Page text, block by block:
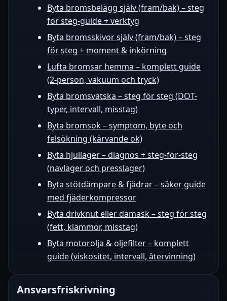
Byta bromsbelägg själv (fram/bak) – steg
för steg-guide + verktyg
Byta bromsskivor själv (fram/bak) – steg
för steg + moment & inkörning
Lufta bromsar hemma – komplett guide
(2‑person, vakuum och tryck)
Byta bromsvätska – steg för steg (DOT-
typer, intervall, misstag)
Byta bromsok – symptom, byte och
felsökning (kärvande ok)
Byta hjullager – diagnos + steg-för-steg
(navlager och presslager)
Byta stötdämpare & fjädrar – säker guide
med fjäderkompressor
Byta drivknut eller damask – steg för steg
(fett, klämmor, misstag)
Byta motorolja & oljefilter – komplett
guide (viskositet, intervall, återvinning)
Ansvarsfriskrivning